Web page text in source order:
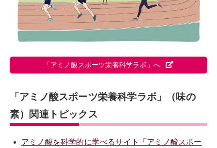
「アミノ酸スポーツ栄養科学ラボ」へ
「アミノ酸スポーツ栄養科学ラボ」（味の
素）関連トピックス
アミノ酸を科学的に学べるサイト「アミノ酸スポー